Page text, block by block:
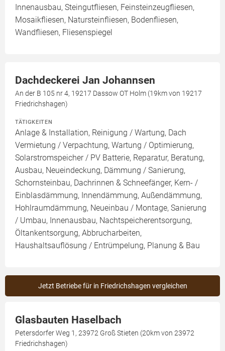
Innenausbau, Steingutfliesen, Feinsteinzeugfliesen,
Mosaikfliesen, Natursteinfliesen, Bodenfliesen,
Wandfliesen, Fliesenspiegel
Dachdeckerei Jan Johannsen
An der B 105 nr 4, 19217 Dassow OT Holm (19km von 19217
Friedrichshagen)
TÄTIGKEITEN
Anlage & Installation, Reinigung / Wartung, Dach
Vermietung / Verpachtung, Wartung / Optimierung,
Solarstromspeicher / PV Batterie, Reparatur, Beratung,
Ausbau, Neueindeckung, Dämmung / Sanierung,
Schornsteinbau, Dachrinnen & Schneefänger, Kern- /
Einblasdämmung, Innendämmung, Außendämmung,
Hohlraumdämmung, Neueinbau / Montage, Sanierung
/ Umbau, Innenausbau, Nachtspeicherentsorgung,
Öltankentsorgung, Abbrucharbeiten,
Haushaltsauflösung / Entrümpelung, Planung & Bau
Jetzt Betriebe für in Friedrichshagen vergleichen
Glasbauten Haselbach
Petersdorfer Weg 1, 23972 Groß Stieten (20km von 23972
Friedrichshagen)